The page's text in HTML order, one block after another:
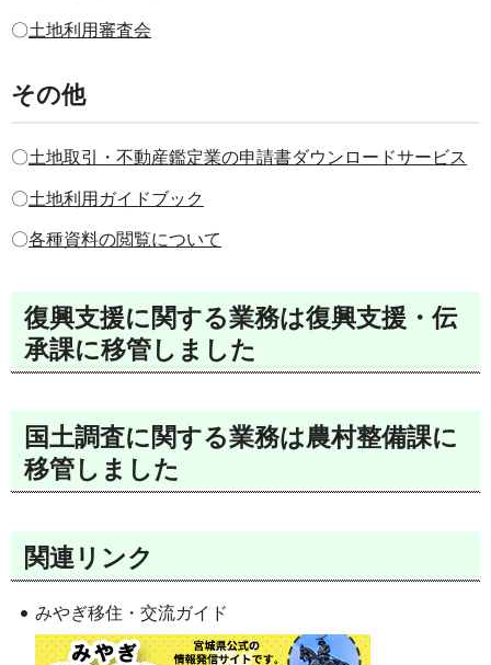
〇土地利用審査会
その他
〇土地取引・不動産鑑定業の申請書ダウンロードサービス
〇土地利用ガイドブック
〇各種資料の閲覧について
復興支援に関する業務は復興支援・伝
承課に移管しました
国土調査に関する業務は農村整備課に
移管しました
関連リンク
みやぎ移住・交流ガイド